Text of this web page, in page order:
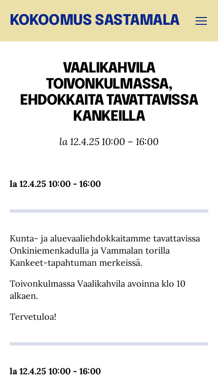
KOKOOMUS SASTAMALA
VAALIKAHVILA
TOIVONKULMASSA,
EHDOKKAITA TAVATTAVISSA
KANKEILLA
la 12.4.25 10:00 – 16:00
la 12.4.25 10:00 - 16:00
Kunta- ja aluevaaliehdokkaitamme tavattavissa
Onkiniemenkadulla ja Vammalan torilla
Kankeet-tapahtuman merkeissä.
Toivonkulmassa Vaalikahvila avoinna klo 10
alkaen.
Tervetuloa!
la 12.4.25 10:00 - 16:00